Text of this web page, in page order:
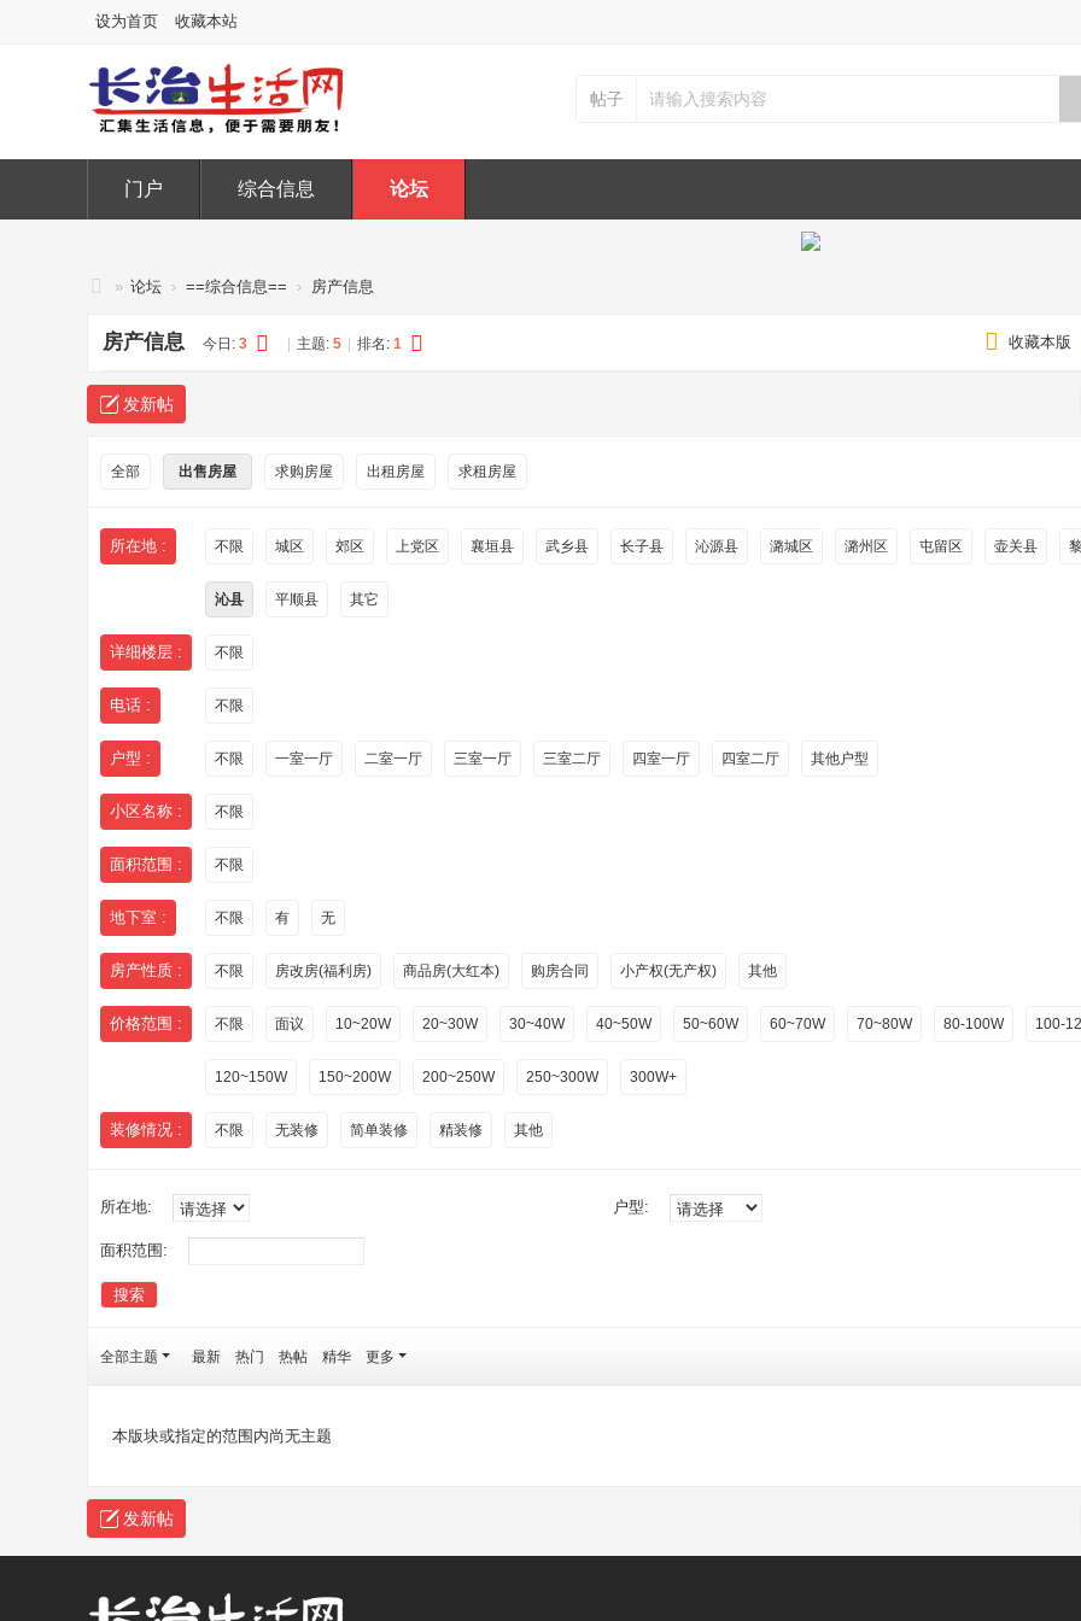
设为首页 收藏本站
帖子
门户 综合信息 论坛
治
生
活
» 论坛 › ==综合信息== › 房产信息
收藏本版
房产信息 今日: 3 主题: 5 排名: 1
发新帖
全部 出售房屋 求购房屋 出租房屋 求租房屋
所在地 : 不限 城区 郊区 上党区 襄垣县 武乡县 长子县 沁源县 潞城区 潞州区 屯留区 壶关县
沁县 平顺县 其它
详细楼层 : 不限
电话 : 不限
户型 : 不限 一室一厅 二室一厅 三室一厅 三室二厅 四室一厅 四室二厅 其他户型
小区名称 : 不限
面积范围 : 不限
地下室 : 不限 有 无
房产性质 : 不限 房改房(福利房) 商品房(大红本) 购房合同 小产权(无产权) 其他
价格范围 : 不限 面议 10~20W 20~30W 30~40W 40~50W 50~60W 60~70W 70~80W 80-100W 100-
120~150W 150~200W 200~250W 250~300W 300W+
装修情况 : 不限 无装修 简单装修 精装修 其他
所在地: 户型:
面积范围:
搜索
全部主题 最新 热门 热帖 精华 更多
本版块或指定的范围内尚无主题
发新帖